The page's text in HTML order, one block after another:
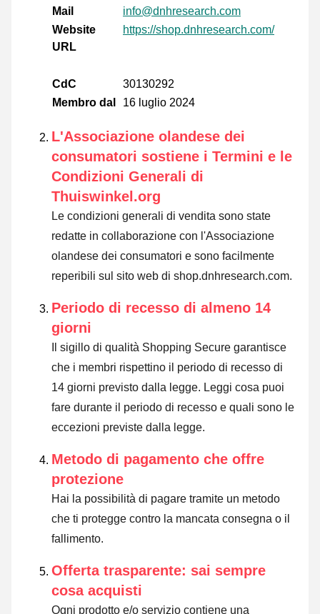
Mail
info@dnhresearch.com
Website
URL
https://shop.dnhresearch.com/
CdC
30130292
Membro dal
16 luglio 2024
L'Associazione olandese dei
consumatori sostiene i Termini e le
Condizioni Generali di
Thuiswinkel.org
Le condizioni generali di vendita sono state
redatte in collaborazione con l'Associazione
olandese dei consumatori e sono facilmente
reperibili sul sito web di shop.dnhresearch.com.
Periodo di recesso di almeno 14
giorni
Il sigillo di qualità Shopping Secure garantisce
che i membri rispettino il periodo di recesso di
14 giorni previsto dalla legge. Leggi cosa puoi
fare durante il periodo di recesso e quali sono le
eccezioni previste dalla legge.
Metodo di pagamento che offre
protezione
Hai la possibilità di pagare tramite un metodo
che ti protegge contro la mancata consegna o il
fallimento.
Offerta trasparente: sai sempre
cosa acquisti
Ogni prodotto e/o servizio contiene una